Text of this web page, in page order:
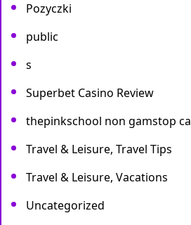
Pozyczki
public
s
Superbet Casino Review
thepinkschool non gamstop
Travel & Leisure, Travel Tips
Travel & Leisure, Vacations
Uncategorized